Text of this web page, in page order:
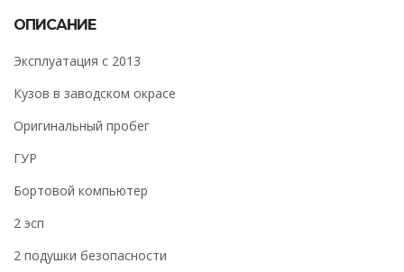
ОПИСАНИЕ
Эксплуатация с 2013
Кузов в заводском окрасе
Оригинальный пробег
ГУР
Бортовой компьютер
2 эсп
2 подушки безопасности